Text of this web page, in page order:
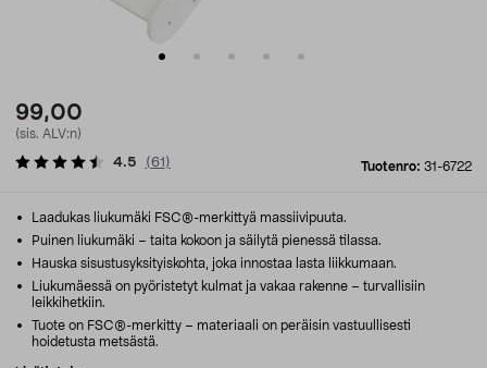
99,00
(sis. ALV:n)
Tuotenro: 31-6722
4.5 (61 )
Laadukas liukumäki FSC®-merkittyä massiivipuuta.
Puinen liukumäki – taita kokoon ja säilytä pienessä tilassa.
Hauska sisustusyksityiskohta, joka innostaa lasta liikkumaan.
Liukumäessä on pyöristetyt kulmat ja vakaa rakenne – turvallisiin
leikkihetkiin.
Tuote on FSC®-merkitty – materiaali on peräisin vastuullisesti
hoidetusta metsästä.